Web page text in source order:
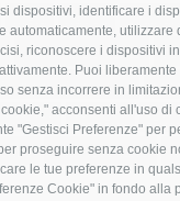
dispositivi, identificare i
automaticamente, utilizzare
riconoscere i dispositivi
Puoi liberamente
senza incorrere in
acconsenti all'uso di
"Gestisci Preferenze" per
proseguire senza cookie
le tue preferenze in
Cookie" in fondo alla
Meta napoli
piano di sorrento
Regione Campania
studenti
villa fiorentino